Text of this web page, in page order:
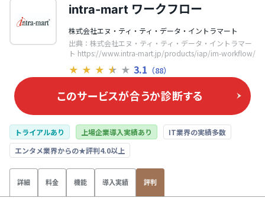
intra-mart ワークフロー
株式会社エヌ・ティ・ティ・データ・イントラマート
出典：株式会社エヌ・ティ・ティ・データ・イントラマー
ト https://www.intra-mart.jp/products/iap/im-workflow/
★ ★ ★ ★ ★ 3.1 （88）
このサービスが合うか診断する
トライアルあり 上場企業導入実績あり
IT業界の実績多数
エンタメ業界からの★評判4.0以上
詳細 料金 機能 導入実績 評判